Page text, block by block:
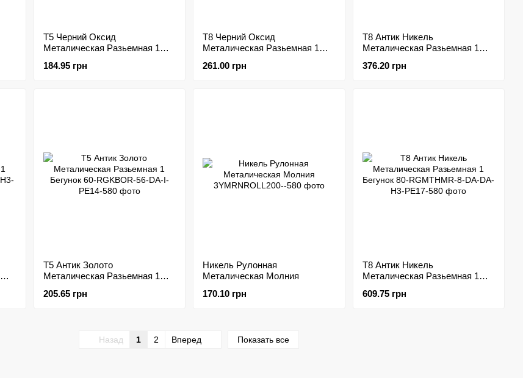
Т5 Черний Оксид
Металическая Разьемная 1
184.95 грн
Т8 Черний Оксид
Металическая Разьемная 1
261.00 грн
Т8 Антик Никель
Металическая Разьемная 1
376.20 грн
Т5 Антик Золото
Металическая Разьемная 1
205.65 грн
Никель Рулонная
Металическая Молния
170.10 грн
Т8 Антик Никель
Металическая Разьемная 1
609.75 грн
Назад 1 2 Вперед Показать все